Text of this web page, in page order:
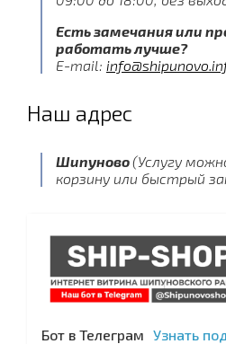
Есть замечания или
работать лучше?
E-mail:
Наш адрес
Шипуново(Услугу
корзину или быстрый
Бот в Телеграм Узнать